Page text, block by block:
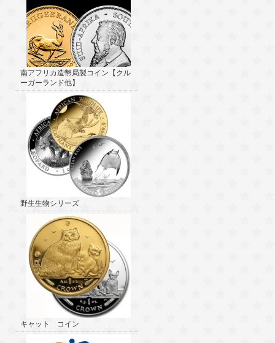
南アフリカ造幣局製コイン【クル
ーガーランド他】
野生生物シリーズ
キャット コイン